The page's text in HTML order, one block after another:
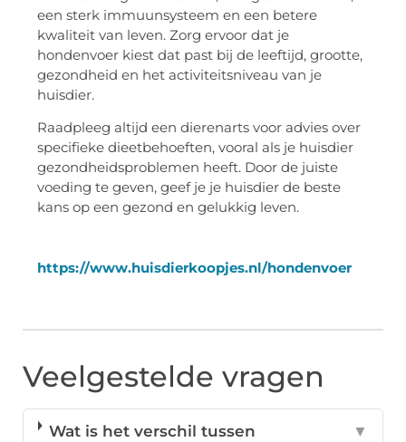
een sterk immuunsysteem en een betere
kwaliteit van leven. Zorg ervoor dat je
hondenvoer kiest dat past bij de leeftijd, grootte,
gezondheid en het activiteitsniveau van je
huisdier.
Raadpleeg altijd een dierenarts voor advies over
specifieke dieetbehoeften, vooral als je huisdier
gezondheidsproblemen heeft. Door de juiste
voeding te geven, geef je je huisdier de beste
kans op een gezond en gelukkig leven.
https://www.huisdierkoopjes.nl/hondenvoer
Veelgestelde vragen
Wat is het verschil tussen
▼